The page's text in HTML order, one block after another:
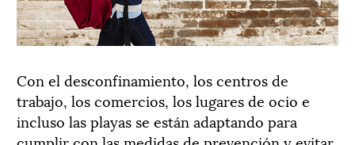
Con el desconfinamiento, los centros de
trabajo, los comercios, los lugares de ocio e
incluso las playas se están adaptando para